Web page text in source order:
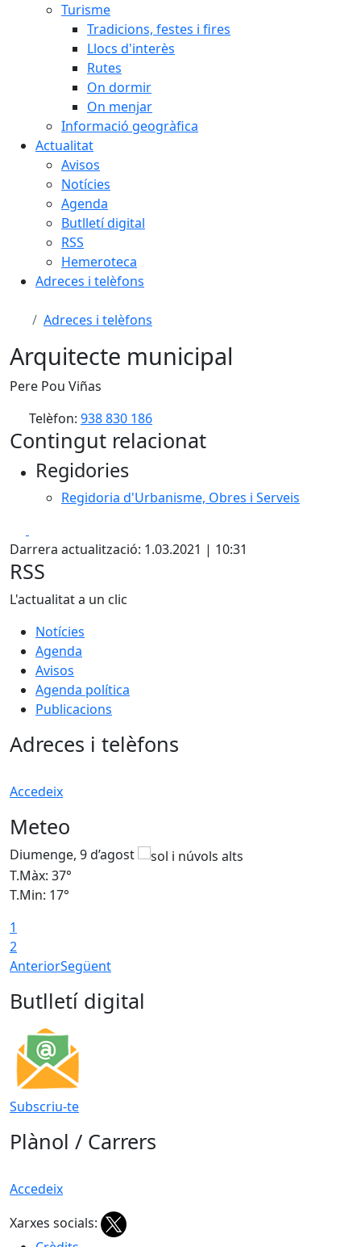
Turisme
Tradicions, festes i fires
Llocs d'interès
Rutes
On dormir
On menjar
Informació geogràfica
Actualitat
Avisos
Notícies
Agenda
Butlletí digital
RSS
Hemeroteca
Adreces i telèfons
Adreces i telèfons
Arquitecte municipal
Pere Pou Viñas
Telèfon: 938 830 186
Contingut relacionat
Regidories
Regidoria d'Urbanisme, Obres i Serveis
Darrera actualització: 1.03.2021 | 10:31
RSS
L'actualitat a un clic
Notícies
Agenda
Avisos
Agenda política
Publicacions
Adreces i telèfons
Accedeix
Meteo
Diumenge, 9 d’agost
T.Màx: 37°
T.Min: 17°
1
2
AnteriorSegüent
Butlletí digital
Subscriu-te
Plànol / Carrers
Accedeix
Xarxes socials: